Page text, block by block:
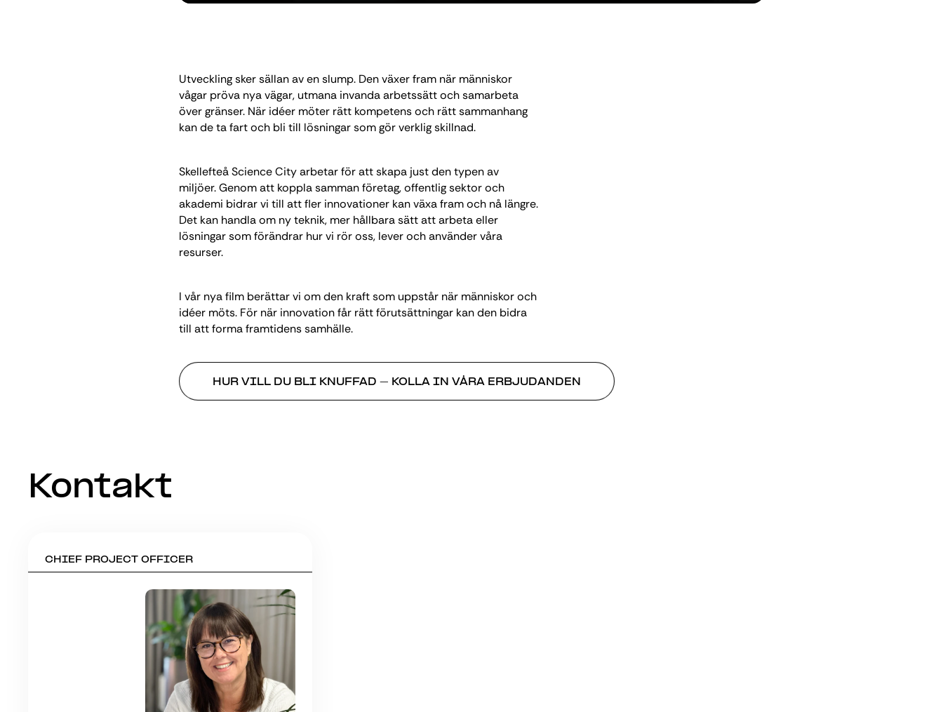
Utveckling sker sällan av en slump. Den växer fram när människor
vågar pröva nya vägar, utmana invanda arbetssätt och samarbeta
över gränser. När idéer möter rätt kompetens och rätt sammanhang
kan de ta fart och bli till lösningar som gör verklig skillnad.
Skellefteå Science City arbetar för att skapa just den typen av
miljöer. Genom att koppla samman företag, offentlig sektor och
akademi bidrar vi till att fler innovationer kan växa fram och nå längre.
Det kan handla om ny teknik, mer hållbara sätt att arbeta eller
lösningar som förändrar hur vi rör oss, lever och använder våra
resurser.
I vår nya film berättar vi om den kraft som uppstår när människor och
idéer möts. För när innovation får rätt förutsättningar kan den bidra
till att forma framtidens samhälle.
HUR VILL DU BLI KNUFFAD – KOLLA IN VÅRA ERBJUDANDEN
Kontakt
CHIEF PROJECT OFFICER